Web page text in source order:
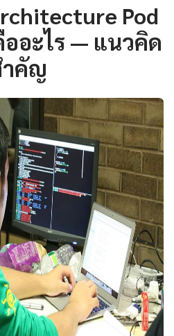
Pod
อะไร — แนวคิด
ำคัญ